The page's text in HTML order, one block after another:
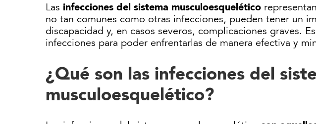
Las infecciones del sistema musculoesquelético
no tan comunes como otras infecciones, pueden tener un
discapacidad y, en casos severos, complicaciones graves.
infecciones para poder enfrentarlas de manera efectiva y
¿Qué son las infecciones del
musculoesquelético?